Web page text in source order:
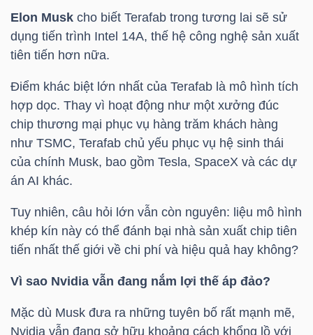
Elon Musk cho biết Terafab trong tương lai sẽ sử
dụng tiến trình Intel 14A, thế hệ công nghệ sản xuất
tiên tiến hơn nữa.
Điểm khác biệt lớn nhất của Terafab là mô hình tích
hợp dọc. Thay vì hoạt động như một xưởng đúc
chip thương mại phục vụ hàng trăm khách hàng
như TSMC, Terafab chủ yếu phục vụ hệ sinh thái
của chính Musk, bao gồm Tesla, SpaceX và các dự
án AI khác.
Tuy nhiên, câu hỏi lớn vẫn còn nguyên: liệu mô hình
khép kín này có thể đánh bại nhà sản xuất chip tiên
tiến nhất thế giới về chi phí và hiệu quả hay không?
Vì sao Nvidia vẫn đang nắm lợi thế áp đảo?
Mặc dù Musk đưa ra những tuyên bố rất mạnh mẽ,
Nvidia vẫn đang sở hữu khoảng cách khổng lồ với
NGUYÊN
VẬT
CÔNG
NGHIỆP
DÙNG